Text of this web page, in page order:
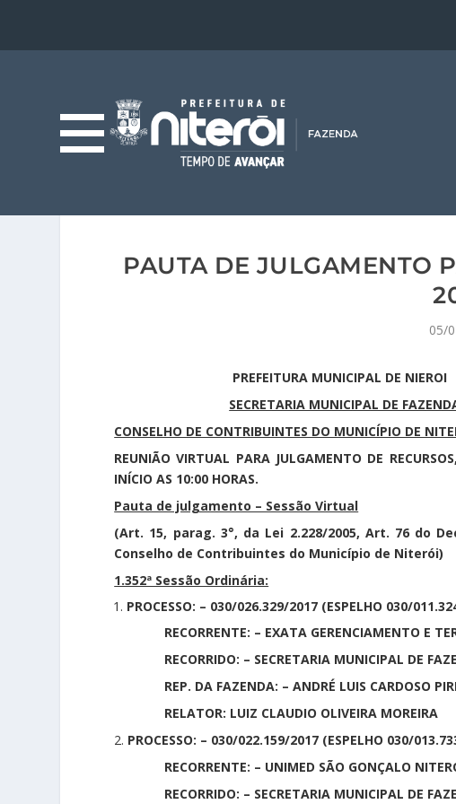
PAUTA DE JULGAMENTO
05/
PREFEITURA MUNICIPAL DE NIEROI
SECRETARIA MUNICIPAL DE
CONSELHO DE CONTRIBUINTES DO MUNICÍPIO DE
REUNIÃO VIRTUAL PARA JULGAMENTO DE
INÍCIO AS 10:00 HORAS.
Pauta de julgamento – Sessão Virtual
(Art. 15, parag. 3°, da Lei 2.228/2005, Art. 76 do
Conselho de Contribuintes do Município de Niterói)
1.352ª Sessão Ordinária:
PROCESSO: – 030/026.329/2017 (ESPELHO 030/
RECORRENTE: – EXATA GERENCIAMENTO E
RECORRIDO: – SECRETARIA MUNICIPAL DE
REP. DA FAZENDA: – ANDRÉ LUIS CARDOSO
RELATOR: LUIZ CLAUDIO OLIVEIRA MOREIRA
2. PROCESSO: – 030/022.159/2017 (ESPELHO 030/
RECORRENTE: – UNIMED SÃO GONÇALO NITEROI
RECORRIDO: – SECRETARIA MUNICIPAL DE